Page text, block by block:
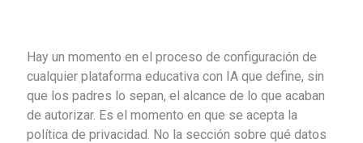
Hay un momento en el proceso de configuración de
cualquier plataforma educativa con IA que define, sin
que los padres lo sepan, el alcance de lo que acaban
de autorizar. Es el momento en que se acepta la
política de privacidad. No la sección sobre qué datos